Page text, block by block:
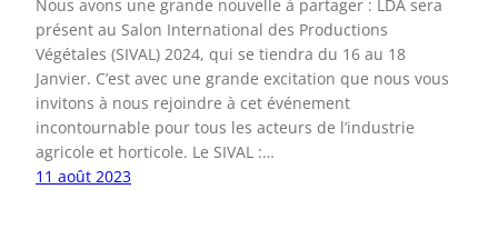
Nous avons une grande nouvelle à partager : LDA sera
présent au Salon International des Productions
Végétales (SIVAL) 2024, qui se tiendra du 16 au 18
Janvier. C’est avec une grande excitation que nous vous
invitons à nous rejoindre à cet événement
incontournable pour tous les acteurs de l’industrie
agricole et horticole. Le SIVAL :…
11 août 2023